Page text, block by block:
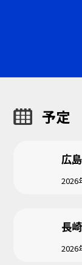
予定
広
2026
長
2026